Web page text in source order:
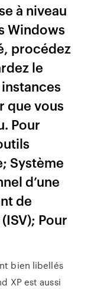
à niveau
Windows
procédez
le
que vous
Pour
Système
d’une
de
Pour
bien libellés
XP est aussi